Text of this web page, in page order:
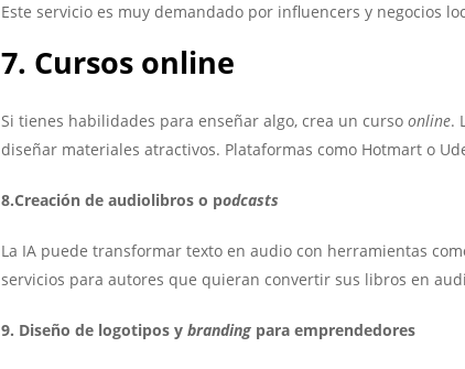
Este servicio es muy demandado por influencers y negocios
7. Cursos online
Si tienes habilidades para enseñar algo, crea un curso online.
diseñar materiales atractivos. Plataformas como Hotmart o
8.Creación de audiolibros o podcasts
La IA puede transformar texto en audio con herramientas
servicios para autores que quieran convertir sus libros en
9. Diseño de logotipos y branding para emprendedores